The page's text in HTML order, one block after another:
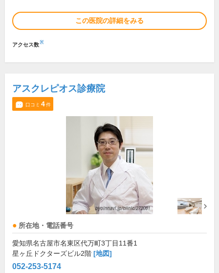
この医院の詳細をみる
アクセス数※
アスクレピオス診療院
口コミ 4件
所在地・電話番号
愛知県名古屋市名東区代万町3丁目11番1
星ヶ丘ドクターズビル2階 [地図]
052-253-5174